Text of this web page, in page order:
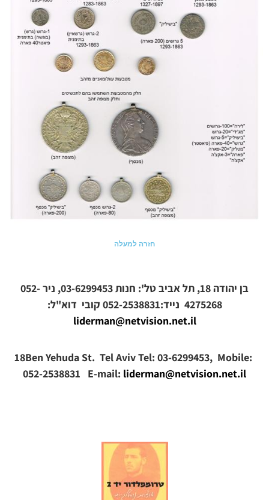
חזרה למעלה
בן יהודה 18, תל אביב טל': חנות 03-6299453, ניר 052-
4275268 נייד:052-2538831
קובי דוא"ל:
liderman@netvision.net.il
18Ben Yehuda St. Tel Aviv Tel: 03-6299453, Mobile:
052-2538831 E-mail: liderman@netvision.net.il